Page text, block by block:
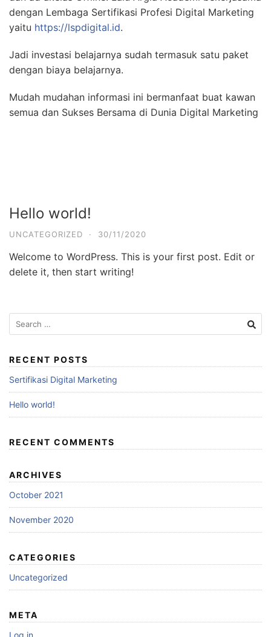
dengan Lembaga Sertifikasi Profesi Digital Marketing
yaitu https://lspdigital.id.
Jadi investasi belajarnya sudah termasuk satu paket
dengan biaya belajarnya.
Mudah mudahan informasi ini bermanfaat buat kawan
semua dan Sukses Bersama di Dunia Digital Marketing
Hello world!
UNCATEGORIZED · 30/11/2020
Welcome to WordPress. This is your first post. Edit or
delete it, then start writing!
RECENT POSTS
Sertifikasi Digital Marketing
Hello world!
RECENT COMMENTS
ARCHIVES
October 2021
November 2020
CATEGORIES
Uncategorized
META
Log in